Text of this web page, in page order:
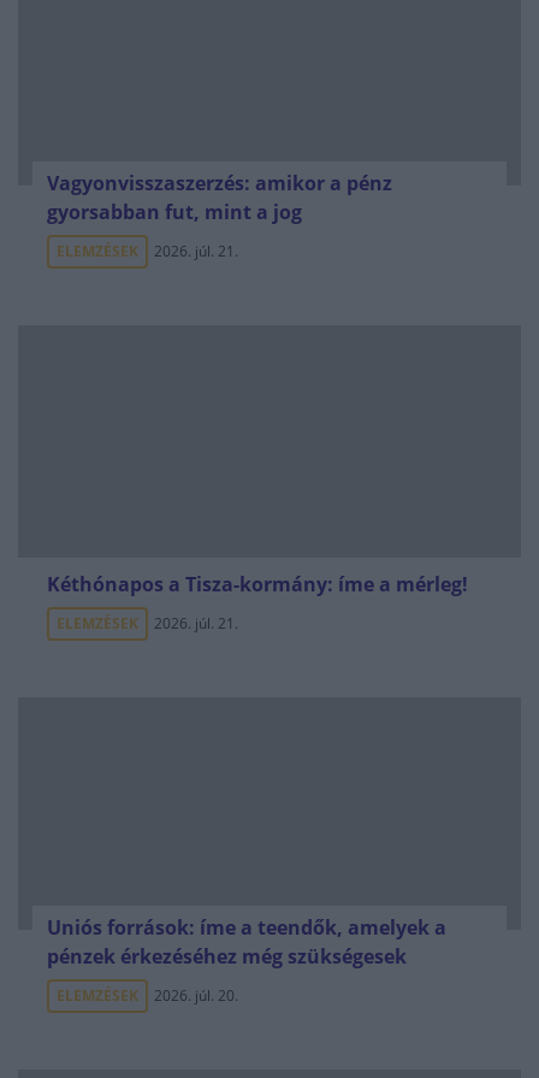
Vagyonvisszaszerzés: amikor a pénz
gyorsabban fut, mint a jog
ELEMZÉSEK 2026. júl. 21.
Kéthónapos a Tisza-kormány: íme a mérleg!
ELEMZÉSEK 2026. júl. 21.
Uniós források: íme a teendők, amelyek a
pénzek érkezéséhez még szükségesek
ELEMZÉSEK 2026. júl. 20.